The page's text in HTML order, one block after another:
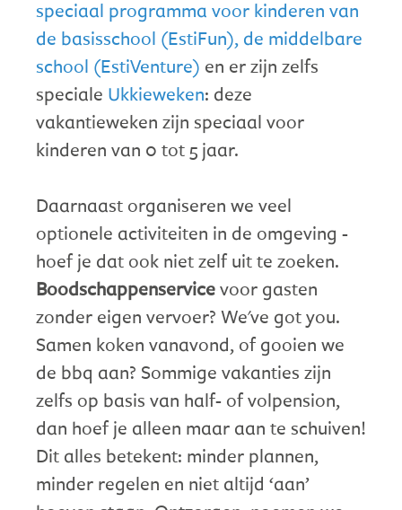
speciaal programma voor kinderen van
de basisschool (EstiFun), de middelbare
school (EstiVenture) en er zijn zelfs
speciale Ukkieweken: deze
vakantieweken zijn speciaal voor
kinderen van 0 tot 5 jaar.
Daarnaast organiseren we veel
optionele activiteiten in de omgeving -
hoef je dat ook niet zelf uit te zoeken.
Boodschappenservicevoor gasten
zonder eigen vervoer? We've got you.
Samen koken vanavond, of gooien we
de bbq aan? Sommige vakanties zijn
zelfs op basis van half- of volpension,
dan hoef je alleen maar aan te schuiven!
Dit alles betekent: minder plannen,
minder regelen en niet altijd ‘aan’